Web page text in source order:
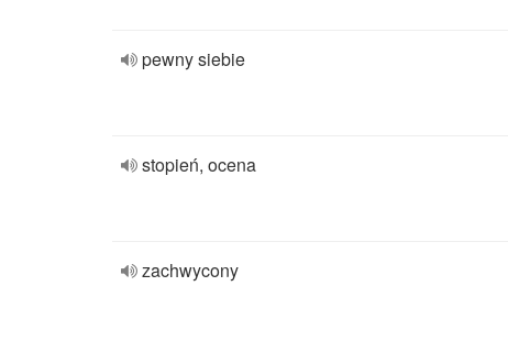
pewny siebie
stopień, ocena
zachwycony